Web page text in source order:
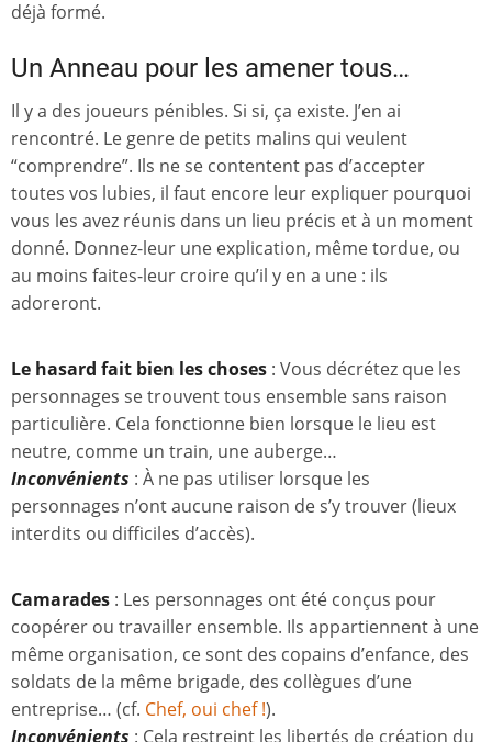
déjà formé.
Un Anneau pour les amener tous…
Il y a des joueurs pénibles. Si si, ça existe. J’en ai
rencontré. Le genre de petits malins qui veulent
“comprendre”. Ils ne se contentent pas d’accepter
toutes vos lubies, il faut encore leur expliquer pourquoi
vous les avez réunis dans un lieu précis et à un moment
donné. Donnez-leur une explication, même tordue, ou
au moins faites-leur croire qu’il y en a une : ils
adoreront.
Le hasard fait bien les choses : Vous décrétez que les
personnages se trouvent tous ensemble sans raison
particulière. Cela fonctionne bien lorsque le lieu est
neutre, comme un train, une auberge…
Inconvénients : À ne pas utiliser lorsque les
personnages n’ont aucune raison de s’y trouver (lieux
interdits ou difficiles d’accès).
Camarades : Les personnages ont été conçus pour
coopérer ou travailler ensemble. Ils appartiennent à une
même organisation, ce sont des copains d’enfance, des
soldats de la même brigade, des collègues d’une
entreprise… (cf. Chef, oui chef !).
Inconvénients : Cela restreint les libertés de création du